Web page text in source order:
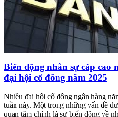
Biến động nhân sự cấp cao
đại hội cổ đông năm 2025
Nhiều đại hội cổ đông ngân hàng
tuần này. Một trong những vấn đề
quan tâm chính là sự biến động về